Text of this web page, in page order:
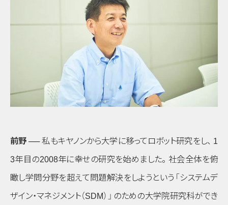
前野 ──私もキヤノンから大学に移ってロボット研究をし、 1
3年目の2008年に幸せの研究を始めました。 社会全体を俯
瞰し学問分野を超えて問題解決をしようという 「システムデ
ザイン・マネジメント（SDM）」 のための大学院研究科ができ